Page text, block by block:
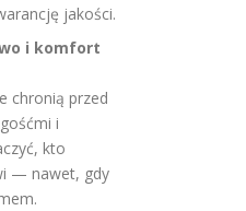
jakości.
i komfort
chronią przed
i
kto
— nawet, gdy